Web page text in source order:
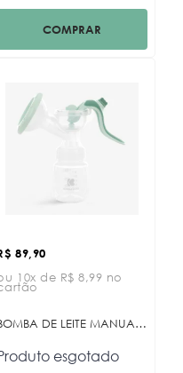
COMPRAR
89,90
10x de R$ 8,99 no
BOMBA DE LEITE MANUAL ELSIE KB
esgotado